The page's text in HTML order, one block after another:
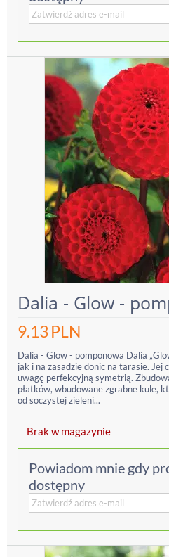
Dalia - Glow -
9.13PLN
Dalia - Glow - pomponowa Dalia
jak i na zasadzie donic na tarasie.
uwagę perfekcyjną symetrią.
płatków, wbudowane zgrabne kule,
od soczystej zieleni...
Brak w magazynie
Powiadom mnie gdy
dostępny